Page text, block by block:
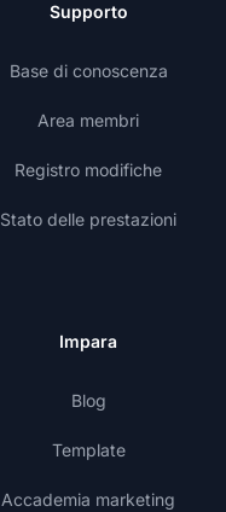
Supporto
Base di conoscenza
Area membri
Registro modifiche
Stato delle prestazioni
Impara
Blog
Template
Accademia marketing